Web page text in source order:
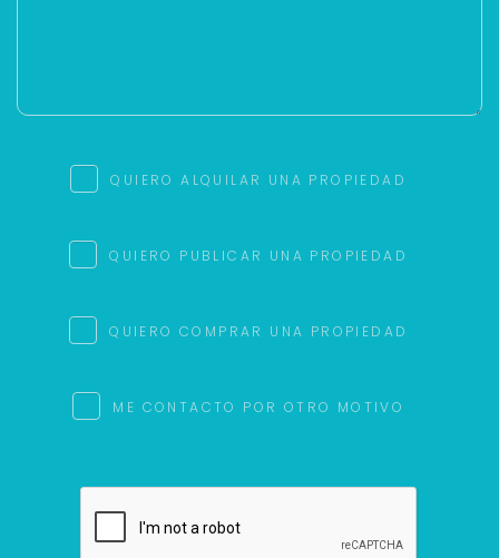
QUIERO ALQUILAR UNA PROPIEDAD
QUIERO PUBLICAR UNA PROPIEDAD
QUIERO COMPRAR UNA PROPIEDAD
ME CONTACTO POR OTRO MOTIVO